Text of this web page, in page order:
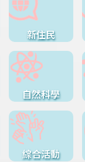
新住民
自然科學
綜合活動